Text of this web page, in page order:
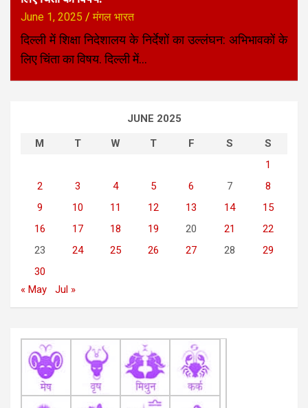
June 1, 2025 मंगल भारत
दिल्ली में शिक्षा निदेशालय के निर्देशों का उल्लंघन: अभिभावकों के
लिए चिंता का विषय. दिल्ली में…
JUNE 2025
M
T W T F S
S
1
2
3 4 5 6 7
8
9
10 11 12 13 14
15
16
17 18 19 20 21
22
23
24 25 26 27 28
29
30
« May
Jul »